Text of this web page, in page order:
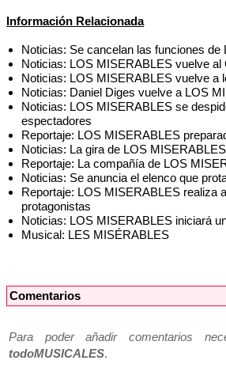
Información Relacionada
Noticias: Se cancelan las funciones
Noticias: LOS MISERABLES vuelve al
Noticias: LOS MISERABLES vuelve a
Noticias: Daniel Diges vuelve a LOS
Noticias: LOS MISERABLES se
espectadores
Reportaje: LOS MISERABLES
Noticias: La gira de LOS
Reportaje: La compañía de LOS
Noticias: Se anuncia el elenco que
Reportaje: LOS MISERABLES realiza
protagonistas
Noticias: LOS MISERABLES iniciará
Musical: LES MISÉRABLES
Comentarios
Para poder añadir comentarios
todoMUSICALES.